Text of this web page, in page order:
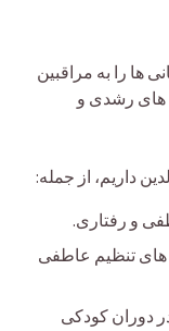
ها را به مراقبین
های رشدی و
داریم، از جمله:
و رفتاری.
های تنظیم عاطفی
دوران کودکی